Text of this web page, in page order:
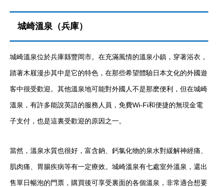
城崎溫泉（兵庫）
城崎溫泉位於兵庫縣豐岡市。在充滿風情的溫泉小鎮，穿著浴衣，
踏著木屐漫步其中是它的特色，在那些希望體驗日本文化的外國遊
客中很受歡迎。其他溫泉地可能對外國人不是那麽便利，但在城崎
溫泉，有許多能說英語的服務人員，免費Wi-Fi和便捷的無現金電
子支付，也是這裏受歡迎的原因之一。
當然，溫泉水質也很好，富含鈉、鈣氯化物的泉水對緩解神經痛、
肌肉痛、胃腸疾病等有一定療效。城崎溫泉有七處室外溫泉，還出
售單日暢泡的門票，購買後可享受裏面的各個溫泉，非常適合想要